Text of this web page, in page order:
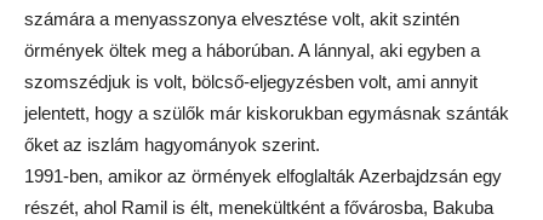
számára a menyasszonya elvesztése volt, akit szintén
örmények öltek meg a háborúban. A lánnyal, aki egyben a
szomszédjuk is volt, bölcső-eljegyzésben volt, ami annyit
jelentett, hogy a szülők már kiskorukban egymásnak szánták
őket az iszlám hagyományok szerint.
1991-ben, amikor az örmények elfoglalták Azerbajdzsán egy
részét, ahol Ramil is élt, menekültként a fővárosba, Bakuba